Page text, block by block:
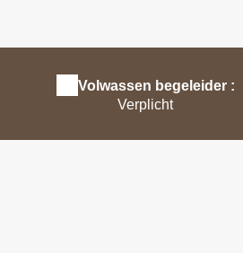
Volwassen begeleider :
Verplicht